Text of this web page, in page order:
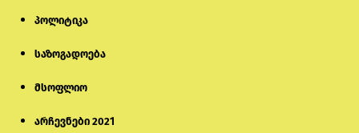
პოლიტიკა
საზოგადოება
მსოფლიო
არჩევნები 2021